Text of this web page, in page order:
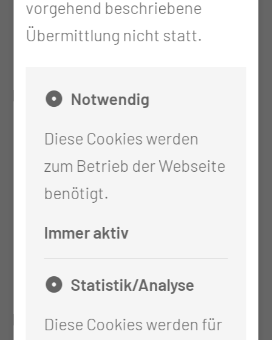
Schädel-Hirn-Verletzungen
(z.B. plastische Deckung)
Leistungen Wirbelsäule:
Diagnostik, Beratung,
Nachsorge von
Wirbelsäulenerkrankungen
Wirbelsäule
Leistungen periphere Nerven:
vorgehend beschriebene
Übermittlung nicht statt.
Notwendig
Diese Cookies werden
zum Betrieb der Webseite
benötigt.
Immer aktiv
Statistik/Analyse
Diese Cookies werden für